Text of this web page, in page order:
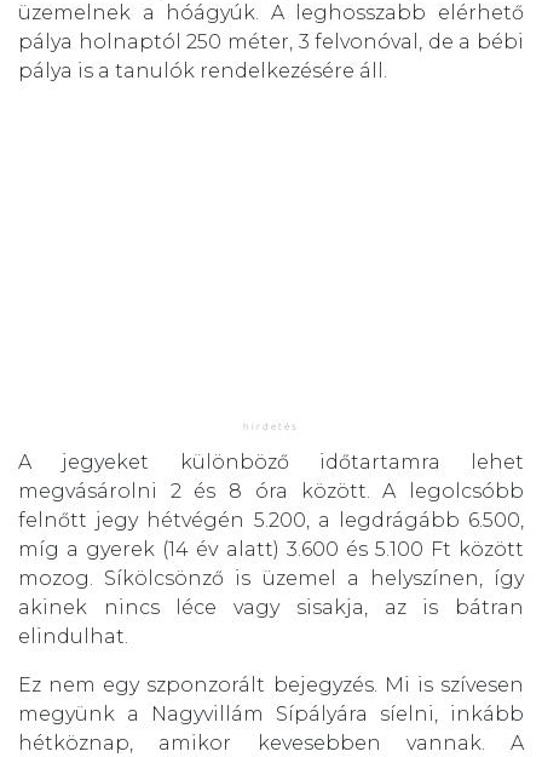
üzemelnek a hóágyúk. A leghosszabb elérhető
pálya holnaptól 250 méter, 3 felvonóval, de a bébi
pálya is a tanulók rendelkezésére áll.
A jegyeket különböző időtartamra lehet
megvásárolni 2 és 8 óra között. A legolcsóbb
felnőtt jegy hétvégén 5.200, a legdrágább 6.500,
míg a gyerek (14 év alatt) 3.600 és 5.100 Ft között
mozog. Síkölcsönző is üzemel a helyszínen, így
akinek nincs léce vagy sisakja, az is bátran
elindulhat.
Ez nem egy szponzorált bejegyzés. Mi is szívesen
megyünk a Nagyvillám Sípályára síelni, inkább
hétköznap, amikor kevesebben vannak. A